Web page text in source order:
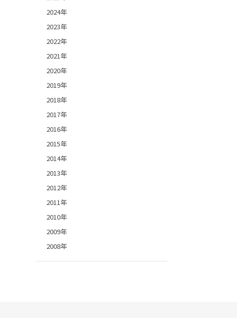
2024年
2023年
2022年
2021年
2020年
2019年
2018年
2017年
2016年
2015年
2014年
2013年
2012年
2011年
2010年
2009年
2008年